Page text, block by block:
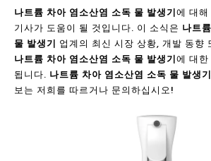
나트륨 차아 염소산염 소독 물 발생기에 대
기사가 도움이 될 것입니다. 이 소식은 나트
물 발생기 업계의 최신 시장 상황, 개발 동향
나트륨 차아 염소산염 소독 물 발생기에 대
됩니다. 나트륨 차아 염소산염 소독 물 발생기
보는 저희를 따르거나 문의하십시오!